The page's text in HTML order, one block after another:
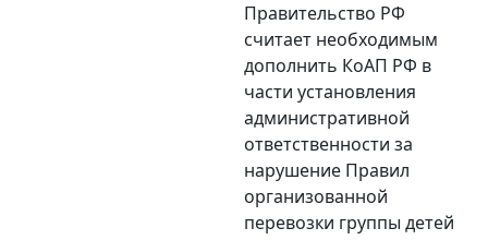
Правительство РФ
считает необходимым
дополнить КоАП РФ в
части установления
административной
ответственности за
нарушение Правил
организованной
перевозки группы детей